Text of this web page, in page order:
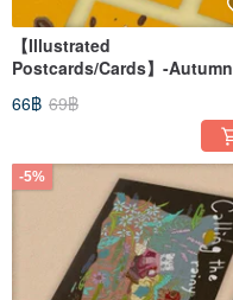
【Illustrated
Postcards/Cards】-Autumn
Coffee
66฿ 69฿
-5%